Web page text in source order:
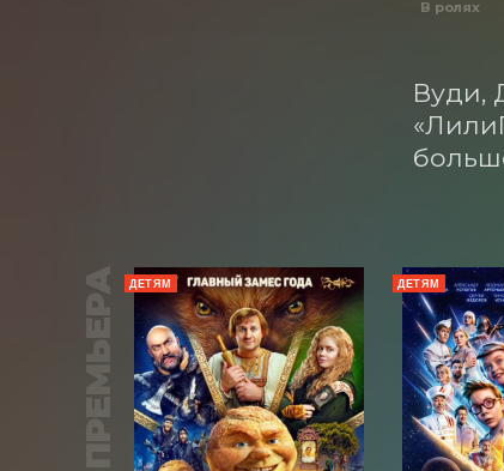
В ролях
Вуди,
ПРЕМЬЕРА ДЕТЯМ ДЕТЯМ